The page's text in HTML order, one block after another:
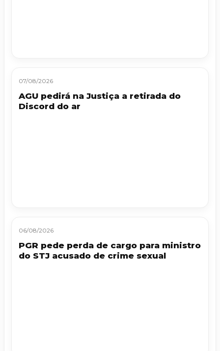
07/08/2026
AGU pedirá na Justiça a retirada do
Discord do ar
06/08/2026
PGR pede perda de cargo para ministro
do STJ acusado de crime sexual